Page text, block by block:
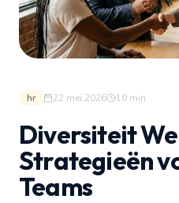
hr 22 mei 2026 10 min
Diversiteit
Strategieën
Teams